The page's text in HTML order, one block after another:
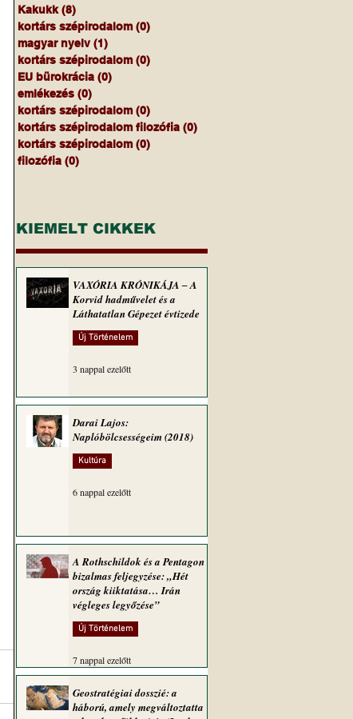
Kakukk (8)
kortárs szépirodalom (0)
magyar nyelv (1)
kortárs szépirodalom (0)
EU bürokrácia (0)
emlékezés (0)
kortárs szépirodalom (0)
kortárs szépirodalom filozófia (0)
kortárs szépirodalom (0)
filozófia (0)
KIEMELT CIKKEK
VAXÓRIA KRÓNIKÁJA ‒ A
Korvid hadművelet és a
Láthatatlan Gépezet évtizede
Új Történelem
3 nappal ezelőtt
Darai Lajos:
Naplóbölcsességeim (2018)
Kultúra
6 nappal ezelőtt
A Rothschildok és a Pentagon
bizalmas feljegyzése: „Hét
ország kiiktatása… Irán
végleges legyőzése”
Új Történelem
7 nappal ezelőtt
Geostratégiai dosszié: a
háború, amely megváltoztatta